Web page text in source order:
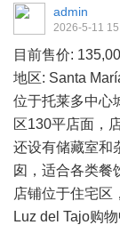
admin
2026-5-11
目前售价:
地区: Santa
位于托莱多中心
区130平店面，
还设有储藏室和
囱，适合各类餐
店铺位于住宅区
Luz del Tajo购